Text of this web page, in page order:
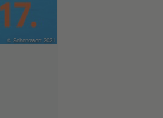
© Sehenswert 2021